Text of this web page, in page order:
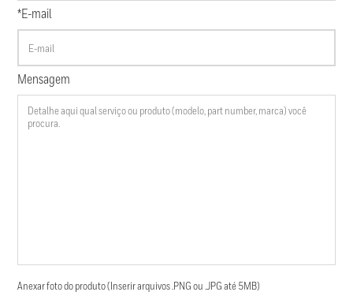
*E-mail
Mensagem
Anexar foto do produto (Inserir arquivos .PNG ou .JPG até 5MB)